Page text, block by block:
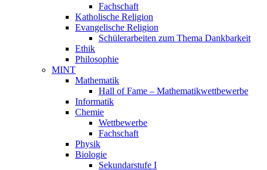
Fachschaft
Katholische Religion
Evangelische Religion
Schülerarbeiten zum Thema Dankbarkeit
Ethik
Philosophie
MINT
Mathematik
Hall of Fame – Mathematikwettbewerbe
Informatik
Chemie
Wettbewerbe
Fachschaft
Physik
Biologie
Sekundarstufe I